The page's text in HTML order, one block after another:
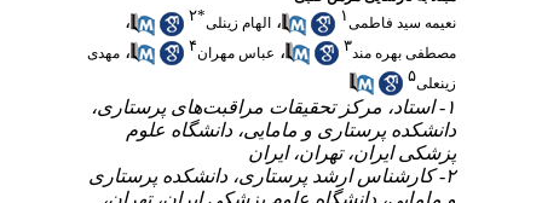
نعیمه سید فاطمی۱ ، الهام زینلی*۲ ،
مصطفی بهره مند۳ ، عباس مهران۴ ، مهدی
زینعلی۵
۱- استاد، مرکز تحقیقات مراقبت‌های پرستاری،
دانشکده پرستاری و مامایی، دانشگاه علوم
پزشکی ایران، تهران، ایران
۲- کارشناس ارشد پرستاری، دانشکده پرستاری
و مامایی، دانشگاه علوم پزشکی ایران، تهران،